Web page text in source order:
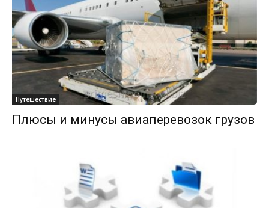
Путешествие
Плюсы и минусы авиаперевозок грузов